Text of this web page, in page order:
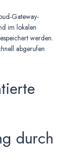
Gateway-
im lokalen
werden.
abgerufen
durch